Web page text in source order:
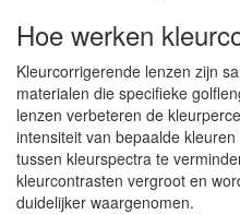
Hoe werken
Kleurcorrigerende lenzen zijn
materialen die specifieke
lenzen verbeteren de
intensiteit van bepaalde
tussen kleurspectra te
kleurcontrasten vergroot en
duidelijker waargenomen.